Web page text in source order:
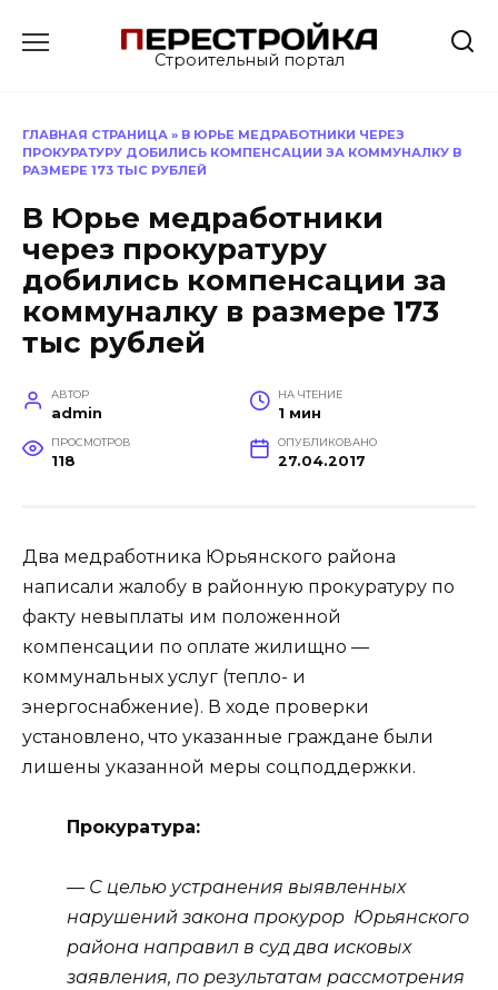
Строительный портал
ГЛАВНАЯ СТРАНИЦА » В ЮРЬЕ МЕДРАБОТНИКИ ЧЕРЕЗ
ПРОКУРАТУРУ ДОБИЛИСЬ КОМПЕНСАЦИИ ЗА КОММУНАЛКУ В
РАЗМЕРЕ 173 ТЫС РУБЛЕЙ
В Юрье медработники
через прокуратуру
добились компенсации за
коммуналку в размере 173
тыс рублей
АВТОР
admin
НА ЧТЕНИЕ
1 мин
ПРОСМОТРОВ
118
ОПУБЛИКОВАНО
27.04.2017
Два медработника Юрьянского района
написали жалобу в районную прокуратуру по
факту невыплаты им положенной
компенсации по оплате жилищно —
коммунальных услуг (тепло- и
энергоснабжение). В ходе проверки
установлено, что указанные граждане были
лишены указанной меры соцподдержки.
Прокуратура:
— С целью устранения выявленных
нарушений закона прокурор Юрьянского
района направил в суд два исковых
заявления, по результатам рассмотрения